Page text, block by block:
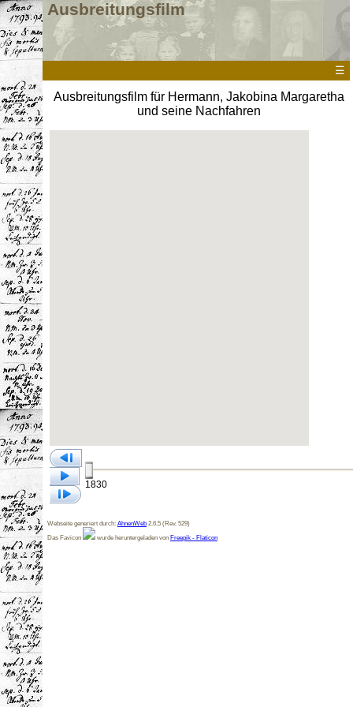
Ausbreitungsfilm
☰
Ausbreitungsfilm für Hermann, Jakobina Margaretha
und seine Nachfahren
1830
Webseite generiert durch: AhnenWeb 2.6.5 (Rev. 529)
Das Favicon
wurde heruntergeladen von Freepik - Flaticon